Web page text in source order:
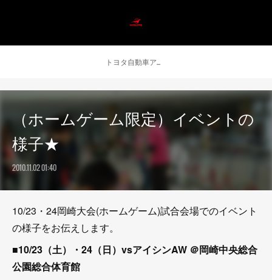
トヨタ自動車アンテロープス公式 ニュース
（ホームゲーム限定）イベントの
様子★
2010.11.02 01:40
10/23・24岡崎大会(ホームゲーム)試合会場でのイベント
の様子をお伝えします。
■10/23（土）・24（日）vsアイシンAW ＠岡崎中央総合
公園総合体育館